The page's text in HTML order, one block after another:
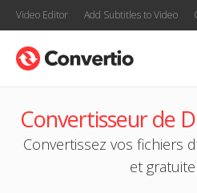
Video Editor Add Subtitles to Video
Convertisseur de
Convertissez vos fichiers
et